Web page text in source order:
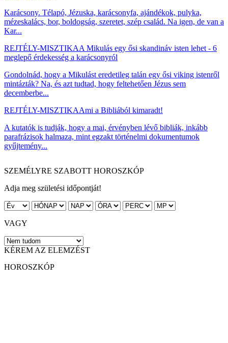
Karácsony. Télapó, Jézuska, karácsonyfa, ajándékok, pulyka,
mézeskalács, bor, boldogság, szeretet, szép család. Na igen, de van a
Kar...
REJTÉLY-MISZTIKAA Mikulás egy ősi skandináv isten lehet - 6
meglepő érdekesség a karácsonyról
Gondolnád, hogy a Mikulást eredetileg talán egy ősi viking istenről
mintázták? Na, és azt tudtad, hogy feltehetően Jézus sem
decemberbe...
REJTÉLY-MISZTIKAAmi a Bibliából kimaradt!
A kutatók is tudják, hogy a mai, érvényben lévő bibliák, inkább
parafrázisok halmaza, mint egzakt történelmi dokumentumok
gyűjtemény...
SZEMÉLYRE SZABOTT HOROSZKÓP
Adja meg születési időpontját!
VAGY
KÉREM AZ ELEMZÉST
HOROSZKÓP